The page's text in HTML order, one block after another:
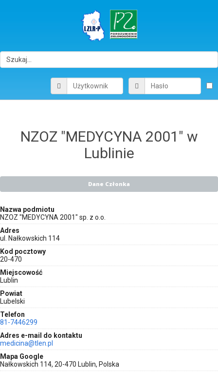
NZOZ "MEDYCYNA 2001" w
Lublinie
Dane Członka
Nazwa podmiotu
NZOZ "MEDYCYNA 2001" sp. z o.o.
Adres
ul. Nałkowskich 114
Kod pocztowy
20-470
Miejscowość
Lublin
Powiat
Lubelski
Telefon
81-7446299
Adres e-mail do kontaktu
medicina@tlen.pl
Mapa Google
Nałkowskich 114, 20-470 Lublin, Polska